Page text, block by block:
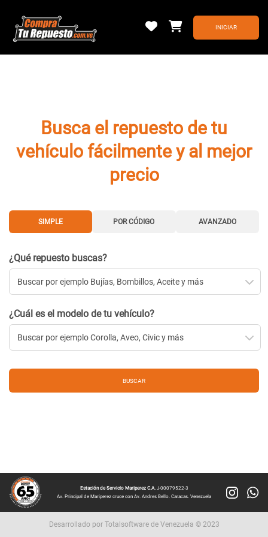
Busca el repuesto de tu
vehículo fácilmente y al mejor
precio
SIMPLE POR CÓDIGO AVANZADO
¿Qué repuesto buscas?
¿Cuál es el modelo de tu vehículo?
Estación de Servicio Mariperez C.A. J-00079522-3
Av. Principal de Mariperez cruce con Av. Andres Bello. Caracas. Venezuela
Desarrollado por Totalsoftware de Venezuela © 2023